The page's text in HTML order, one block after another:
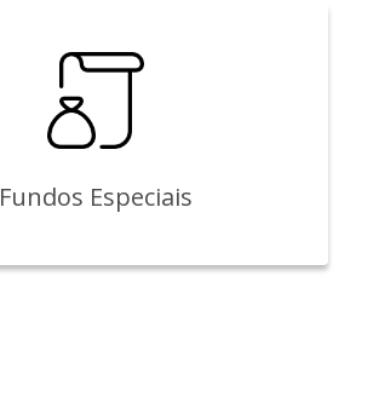
Fundos Especiais